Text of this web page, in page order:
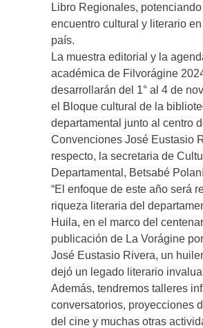
Libro Regionales, potenciando
encuentro cultural y literario en
país.
La muestra editorial y la
académica de Filvorágine
desarrollarán del 1° al 4 de
el Bloque cultural de la
departamental junto al centro
Convenciones José Eustasio
respecto, la secretaria de
Departamental, Betsabé
“El enfoque de este año será
riqueza literaria del
Huila, en el marco del
publicación de La Vorágine
José Eustasio Rivera, un
dejó un legado literario
Además, tendremos talleres
conversatorios, proyecciones
del cine y muchas otras